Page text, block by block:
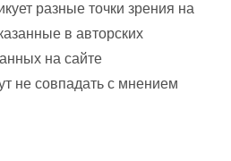
разные точки зрения на
в авторских
на сайте
не совпадать с мнением